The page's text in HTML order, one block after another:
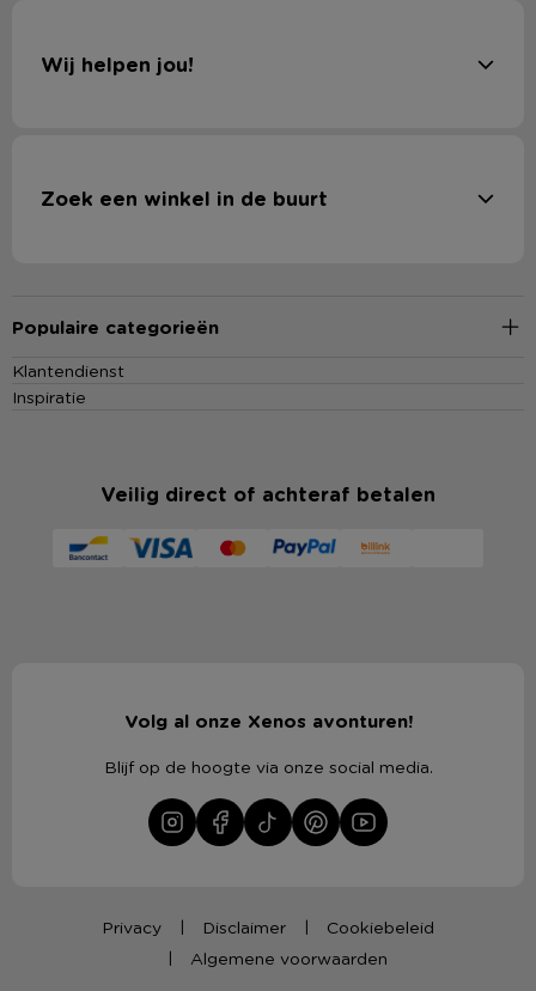
Wij helpen jou!
Zoek een winkel in de buurt
Populaire categorieën
Klantendienst
Inspiratie
Veilig direct of achteraf betalen
Volg al onze Xenos avonturen!
Blijf op de hoogte via onze social media.
Privacy Disclaimer
Cookiebeleid
Algemene voorwaarden